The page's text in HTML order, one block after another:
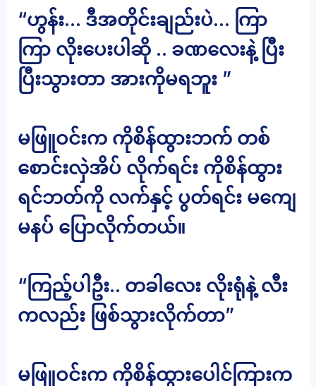
“ဟွန်း… ဒီအတိုင်းချည်းပဲ… ကြာ
ကြာ လိုးပေးပါဆို .. ခဏလေးနဲ့ ပြီး
ပြီးသွားတာ အားကိုမရဘူး ”
မဖြူဝင်းက ကိုစိန်ထွားဘက် တစ်
စောင်းလှဲအိပ် လိုက်ရင်း ကိုစိန်ထွား
ရင်ဘတ်ကို လက်နှင့် ပွတ်ရင်း မကျေ
မနပ် ပြောလိုက်တယ်။
“ကြည့်ပါဦး.. တခါလေး လိုးရုံနဲ့ လီး
ကလည်း ဖြစ်သွားလိုက်တာ”
မဖြူဝင်းက ကိုစိန်ထွားပေါင်ကြားက